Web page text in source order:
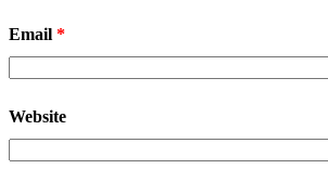
Email *
Website